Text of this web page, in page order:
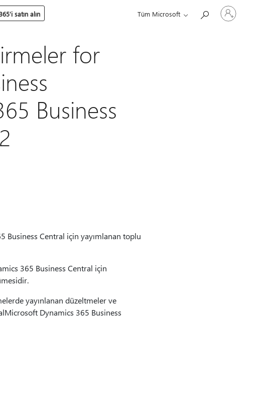
satın alın Tüm Microsoft
Hesabınızda
oturum
açın
for
Business
Business Central için yayımlanan toplu
365 Business Central için
yayınlanan düzeltmeler ve
Dynamics 365 Business